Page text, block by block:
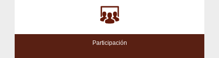
Participación